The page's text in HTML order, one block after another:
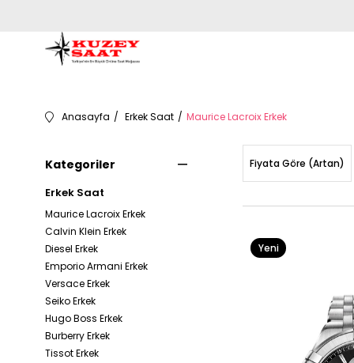
Anasayfa Erkek Saat Maurice Lacroix Erkek
Kategoriler
Erkek Saat
Maurice Lacroix Erkek
Calvin Klein Erkek
Diesel Erkek
Emporio Armani Erkek
Versace Erkek
Seiko Erkek
Hugo Boss Erkek
Burberry Erkek
Tissot Erkek
Fiyata Göre (Artan)
Yeni